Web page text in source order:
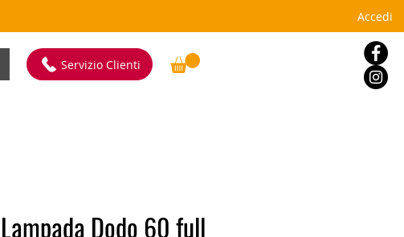
Accedi
Servizio Clienti
Lampada Dodo 60 full